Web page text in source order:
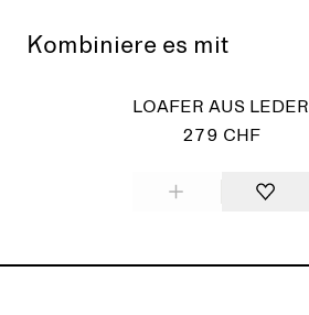
Kombiniere es mit
LOAFER AUS LEDER
279 CHF